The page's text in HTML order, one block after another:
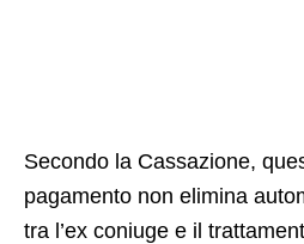
Secondo la Cassazione,
pagamento non elimina
tra l’ex coniuge e il